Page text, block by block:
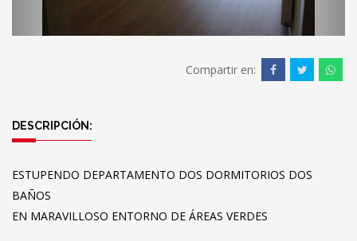
Compartir en:
DESCRIPCIÓN:
ESTUPENDO DEPARTAMENTO DOS DORMITORIOS DOS
BAÑOS
EN MARAVILLOSO ENTORNO DE ÁREAS VERDES